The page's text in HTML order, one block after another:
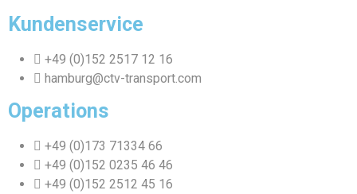
Kundenservice
+49 (0)152 2517 12 16
hamburg@ctv-transport.com
Operations
+49 (0)173 71334 66
+49 (0)152 0235 46 46
+49 (0)152 2512 45 16